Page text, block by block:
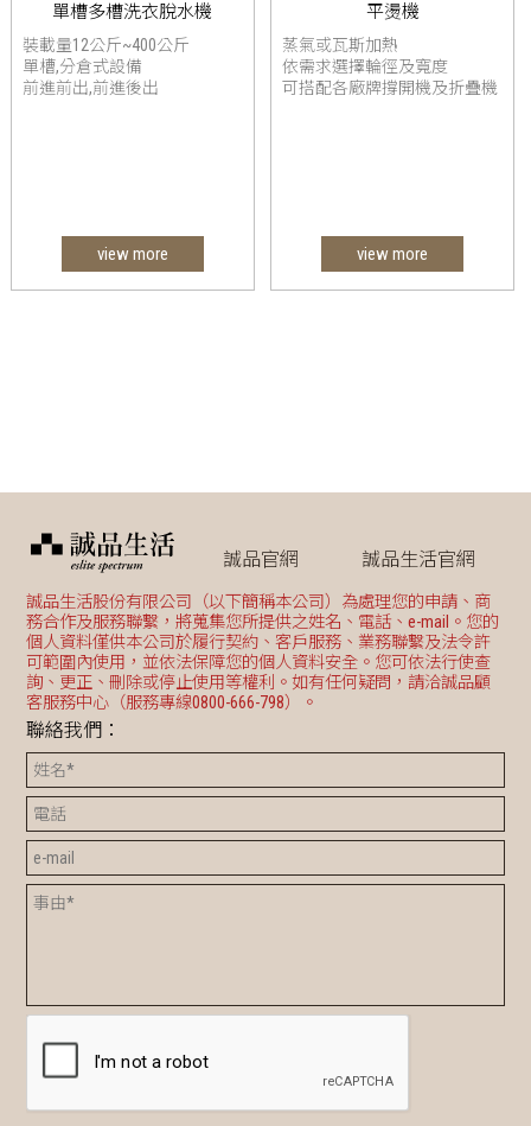
單槽多槽洗衣脫水機
裝載量12公斤~400公斤
單槽,分倉式設備
前進前出,前進後出
view more
平燙機
蒸氣或瓦斯加熱
依需求選擇輪徑及寬度
可搭配各廠牌撐開機及折疊機
view more
誠品官網 誠品生活官網
誠品生活股份有限公司（以下簡稱本公司）為處理您的申請、商
務合作及服務聯繫，將蒐集您所提供之姓名、電話、e-mail。您的
個人資料僅供本公司於履行契約、客戶服務、業務聯繫及法令許
可範圍內使用，並依法保障您的個人資料安全。您可依法行使查
詢、更正、刪除或停止使用等權利。如有任何疑問，請洽誠品顧
客服務中心（服務專線0800-666-798）。
聯絡我們：